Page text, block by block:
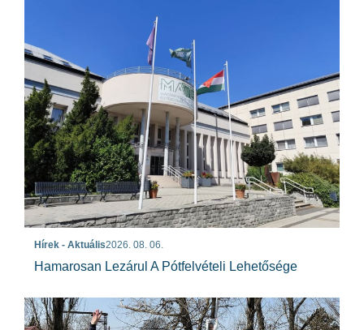
Hírek - Aktuális2026. 08. 06.
Hamarosan Lezárul A Pótfelvételi Lehetősége